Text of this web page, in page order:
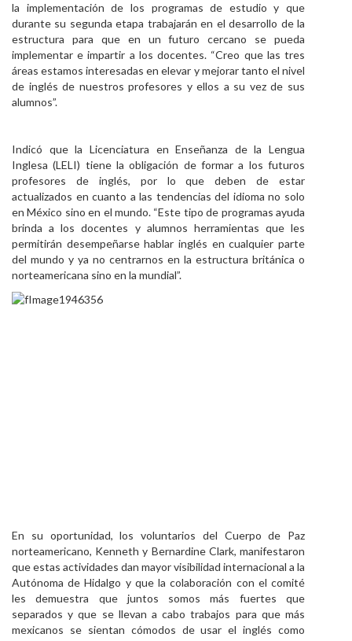
la implementación de los programas de estudio y que
durante su segunda etapa trabajarán en el desarrollo de la
estructura para que en un futuro cercano se pueda
implementar e impartir a los docentes. “Creo que las tres
áreas estamos interesadas en elevar y mejorar tanto el nivel
de inglés de nuestros profesores y ellos a su vez de sus
alumnos”.
Indicó que la Licenciatura en Enseñanza de la Lengua
Inglesa (LELI) tiene la obligación de formar a los futuros
profesores de inglés, por lo que deben de estar
actualizados en cuanto a las tendencias del idioma no solo
en México sino en el mundo. “Este tipo de programas ayuda
brinda a los docentes y alumnos herramientas que les
permitirán desempeñarse hablar inglés en cualquier parte
del mundo y ya no centrarnos en la estructura británica o
norteamericana sino en la mundial”.
En su oportunidad, los voluntarios del Cuerpo de Paz
norteamericano, Kenneth y Bernardine Clark, manifestaron
que estas actividades dan mayor visibilidad internacional a la
Autónoma de Hidalgo y que la colaboración con el comité
les demuestra que juntos somos más fuertes que
separados y que se llevan a cabo trabajos para que más
mexicanos se sientan cómodos de usar el inglés como